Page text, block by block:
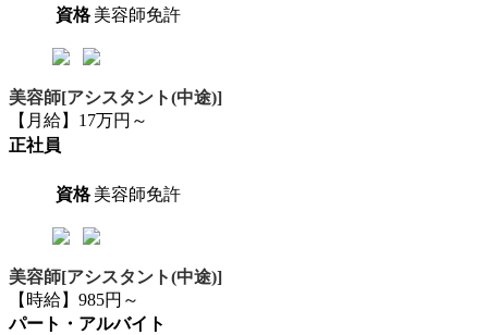
資格 美容師免許
美容師[アシスタント(中途)]
【月給】17万円～
正社員
資格 美容師免許
美容師[アシスタント(中途)]
【時給】985円～
パート・アルバイト